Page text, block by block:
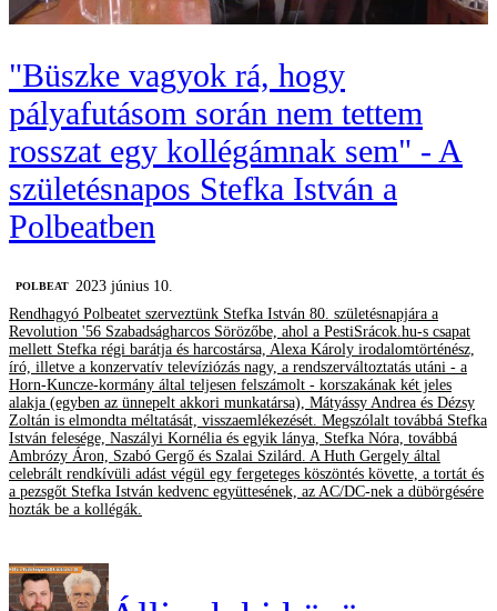
"Büszke vagyok rá, hogy
pályafutásom során nem tettem
rosszat egy kollégámnak sem" - A
születésnapos Stefka István a
Polbeatben
‎POLBEAT 2023 június 10.
Rendhagyó Polbeatet szerveztünk Stefka István 80. születésnapjára a
Revolution '56 Szabadságharcos Sörözőbe, ahol a PestiSrácok.hu-s csapat
mellett Stefka régi barátja és harcostársa, Alexa Károly irodalomtörténész,
író, illetve a konzervatív televíziózás nagy, a rendszerváltoztatás utáni - a
Horn-Kuncze-kormány által teljesen felszámolt - korszakának két jeles
alakja (egyben az ünnepelt akkori munkatársa), Mátyássy Andrea és Dézsy
Zoltán is elmondta méltatását, visszaemlékezését. Megszólalt továbbá Stefka
István felesége, Naszályi Kornélia és egyik lánya, Stefka Nóra, továbbá
Ambrózy Áron, Szabó Gergő és Szalai Szilárd. A Huth Gergely által
celebrált rendkívüli adást végül egy fergeteges köszöntés követte, a tortát és
a pezsgőt Stefka István kedvenc együttesének, az AC/DC-nek a dübörgésére
hozták be a kollégák.